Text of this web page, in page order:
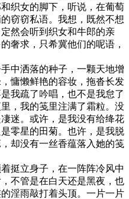
织女的脚下，听说，在葡萄
窃窃私语。我想，既然不想
然会听到织女和牛郎的亲
奢求，只希冀他们的呢语，
中洒落的种子，一颗天地增
慵懒鲜艳的容妆，拖沓长发
我疏了吟唱，也不是我怠了
，我的笺里注满了霜粒。没
迷。或许，是我没有给绛花
零星的田菊。也许，是我脱
却没有一丝香蕴落入她的笺
挺立身子，在一阵阵冷风中
不管是在白天还是黑夜，也
淫雨敲打着头顶。一片一片